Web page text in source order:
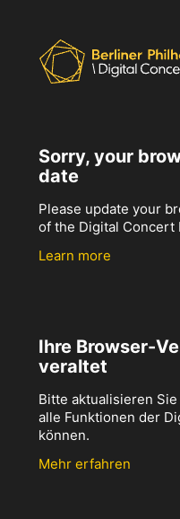
Sorry, your
date
Please update your
of the Digital Concert
Learn more
Ihre Browser-
veraltet
Bitte aktualisieren
alle Funktionen der
können.
Mehr erfahren